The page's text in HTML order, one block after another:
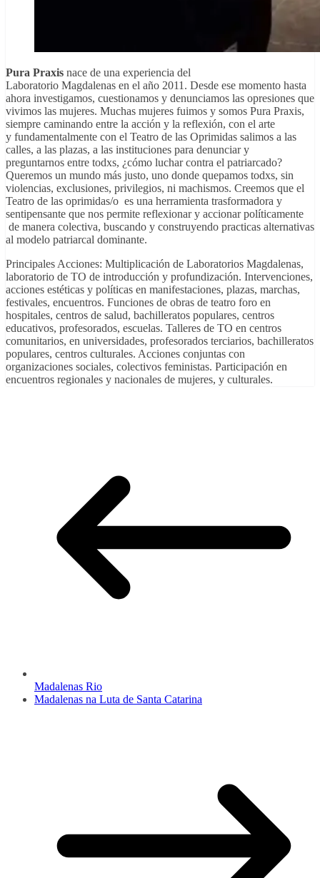
Pura Praxis nace de una experiencia del
Laboratorio Magdalenas en el año 2011. Desde ese momento hasta
ahora investigamos, cuestionamos y denunciamos las opresiones que
vivimos las mujeres. Muchas mujeres fuimos y somos Pura Praxis,
siempre caminando entre la acción y la reflexión, con el arte
y fundamentalmente con el Teatro de las Oprimidas salimos a las
calles, a las plazas, a las instituciones para denunciar y
preguntarnos entre todxs, ¿cómo luchar contra el patriarcado?
Queremos un mundo más justo, uno donde quepamos todxs, sin
violencias, exclusiones, privilegios, ni machismos. Creemos que el
Teatro de las oprimidas/o es una herramienta trasformadora y
sentipensante que nos permite reflexionar y accionar políticamente
de manera colectiva, buscando y construyendo practicas alternativas
al modelo patriarcal dominante.
Principales Acciones: Multiplicación de Laboratorios Magdalenas,
laboratorio de TO de introducción y profundización. Intervenciones,
acciones estéticas y políticas en manifestaciones, plazas, marchas,
festivales, encuentros. Funciones de obras de teatro foro en
hospitales, centros de salud, bachilleratos populares, centros
educativos, profesorados, escuelas. Talleres de TO en centros
comunitarios, en universidades, profesorados terciarios, bachilleratos
populares, centros culturales. Acciones conjuntas con
organizaciones sociales, colectivos feministas. Participación en
encuentros regionales y nacionales de mujeres, y culturales.
Madalenas Rio
Madalenas na Luta de Santa Catarina